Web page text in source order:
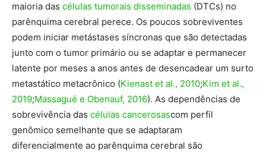
maioria das células tumorais disseminadas (DTCs) no
parênquima cerebral perece. Os poucos sobreviventes
podem iniciar metástases síncronas que são detectadas
junto com o tumor primário ou se adaptar e permanecer
latente por meses a anos antes de desencadear um surto
metastático metacrônico (Kienast et al., 2010;Kim et al.,
2019;Massagué e Obenauf, 2016). As dependências de
sobrevivência das células cancerosascom perfil
genômico semelhante que se adaptaram
diferencialmente ao parênquima cerebral são